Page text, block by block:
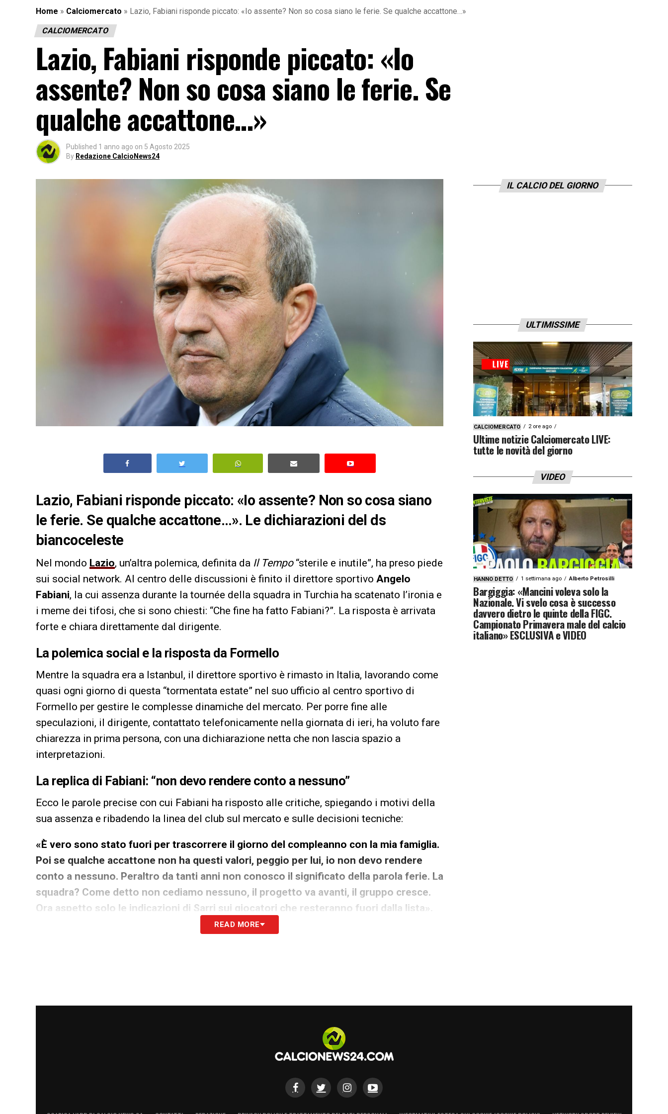
Home » Calciomercato » Lazio, Fabiani risponde piccato: «Io assente? Non so cosa siano le ferie. Se qualche accattone…»
CALCIOMERCATO
Lazio, Fabiani risponde piccato: «Io
assente? Non so cosa siano le ferie. Se
qualche accattone…»
Published 1 anno ago on 5 Agosto 2025
By Redazione CalcioNews24
Lazio, Fabiani risponde piccato: «Io assente? Non so cosa siano
le ferie. Se qualche accattone…». Le dichiarazioni del ds
biancoceleste
Nel mondo Lazio, un’altra polemica, definita da Il Tempo“sterile e inutile”, ha preso piede
sui social network. Al centro delle discussioni è finito il direttore sportivo Angelo
Fabiani, la cui assenza durante la tournée della squadra in Turchia ha scatenato l’ironia e
i meme dei tifosi, che si sono chiesti: “Che fine ha fatto Fabiani?”. La risposta è arrivata
forte e chiara direttamente dal dirigente.
La polemica social e la risposta da Formello
Mentre la squadra era a Istanbul, il direttore sportivo è rimasto in Italia, lavorando come
quasi ogni giorno di questa “tormentata estate” nel suo ufficio al centro sportivo di
Formello per gestire le complesse dinamiche del mercato. Per porre fine alle
speculazioni, il dirigente, contattato telefonicamente nella giornata di ieri, ha voluto fare
chiarezza in prima persona, con una dichiarazione netta che non lascia spazio a
interpretazioni.
La replica di Fabiani: “non devo rendere conto a nessuno”
Ecco le parole precise con cui Fabiani ha risposto alle critiche, spiegando i motivi della
sua assenza e ribadendo la linea del club sul mercato e sulle decisioni tecniche:
«È vero sono stato fuori per trascorrere il giorno del compleanno con la mia famiglia.
Poi se qualche accattone non ha questi valori, peggio per lui, io non devo rendere
conto a nessuno. Peraltro da tanti anni non conosco il significato della parola ferie. La
squadra? Come detto non cediamo nessuno, il progetto va avanti, il gruppo cresce.
Ora aspetto solo le indicazioni di Sarri sui giocatori che resteranno fuori dalla lista».
Lavoro e linea chiara sul mercato
tecnico. La responsabilità finale sulla composizione della rosa, come sottolineato dal
READ MORE
IL CALCIO DEL GIORNO
ULTIMISSIME
CALCIOMERCATO 2 ore ago
Ultime notizie Calciomercato LIVE:
tutte le novità del giorno
VIDEO
HANNO DETTO 1 settimana ago Alberto Petrosilli
Bargiggia: «Mancini voleva solo la
Nazionale. Vi svelo cosa è successo
davvero dietro le quinte della FIGC.
Campionato Primavera male del calcio
italiano» ESCLUSIVA e VIDEO